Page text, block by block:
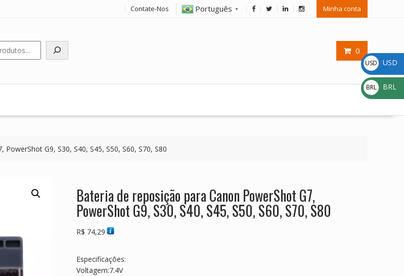
Contate-Nos Português ▼ Minha conta
0
G9, S30, S40, S45, S50, S60, S70, S80
Bateria de reposição para Canon PowerShot G7,
PowerShot G9, S30, S40, S45, S50, S60, S70, S80
R$ 74,29
Especificações:
Voltagem:7.4V
USD
$
USD
BRL
R$
BRL